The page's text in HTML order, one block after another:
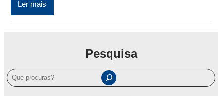
Ler mais
Pesquisa
P
e